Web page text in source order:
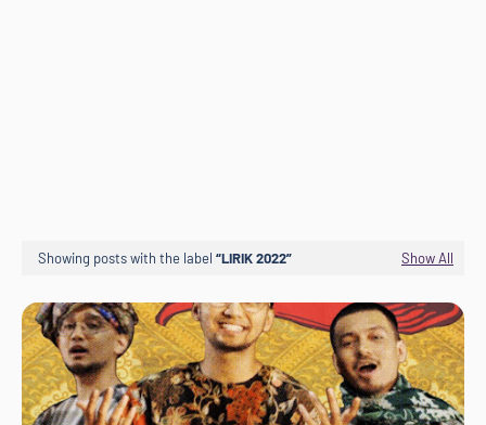
Showing posts with the label LIRIK 2022 Show All